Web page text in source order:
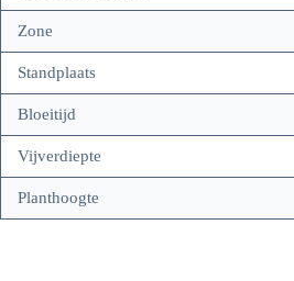
Zone
Standplaats
Bloeitijd
Vijverdiepte
Planthoogte